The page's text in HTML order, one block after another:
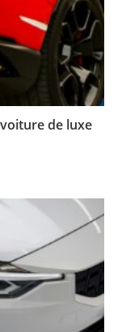
de luxe